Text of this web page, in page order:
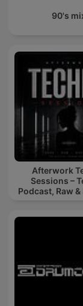
90's
Afterwork
Sessions –
Podcast, Raw